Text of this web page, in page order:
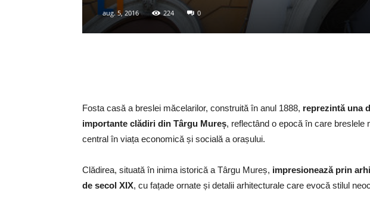
aug. 5, 2016 224 0
Fosta casă a breslei măcelarilor, construită în anul 1888, reprezintă una
importante clădiri din Târgu Mureș, reflectând o epocă în care breslele
central în viața economică și socială a orașului.
Clădirea, situată în inima istorică a Târgu Mureș, impresionează prin
de secol XIX, cu fațade ornate și detalii arhitecturale care evocă stilul